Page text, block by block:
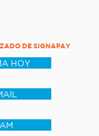
DE SIGNAPAY
HOY